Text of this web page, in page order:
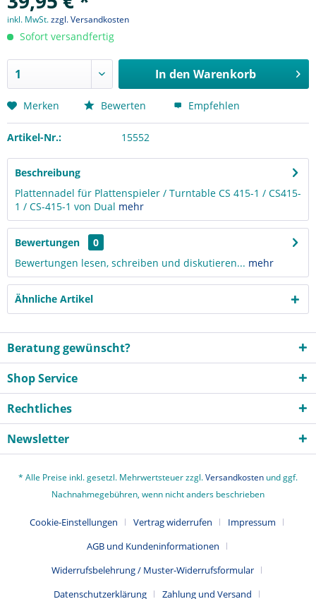
inkl. MwSt.zzgl. Versandkosten
Sofort versandfertig
In den Warenkorb
Merken Bewerten Empfehlen
Artikel-Nr.: 15552
Beschreibung
Plattennadel für Plattenspieler / Turntable CS 415-1 / CS415-
1 / CS-415-1 von Dual mehr
Bewertungen
0
Bewertungen lesen, schreiben und diskutieren... mehr
Ähnliche Artikel
Beratung gewünscht?
Shop Service
Rechtliches
Newsletter
* Alle Preise inkl. gesetzl. Mehrwertsteuer zzgl.Versandkosten und ggf.
Nachnahmegebühren, wenn nicht anders beschrieben
Cookie-Einstellungen Vertrag widerrufen
Impressum
AGB und Kundeninformationen
Widerrufsbelehrung / Muster-Widerrufsformular
Datenschutzerklärung
Zahlung und Versand